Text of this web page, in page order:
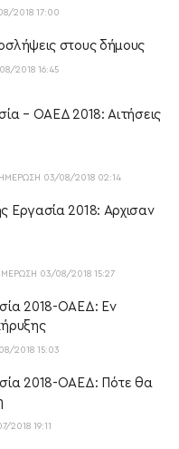
2018 17:00
στους δήμους
2018 16:45
– ΟΑΕΔ 2018: Αιτήσεις
03/08/2018 02:14
Εργασία 2018: Αρχισαν
03/08/2018 15:27
2018-ΟΑΕΔ: Εν
2018 15:03
2018-ΟΑΕΔ: Πότε θα
2018 19:11